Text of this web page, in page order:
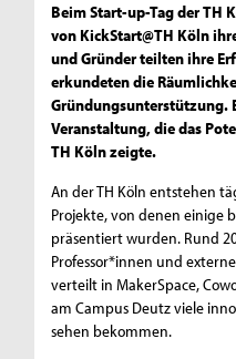
Beim Start-up-Tag der TH
von KickStart@TH Köln
und Gründer teilten ihre
erkundeten die
Gründungsunterstützung.
Veranstaltung, die das
TH Köln zeigte.
An der TH Köln entstehen
Projekte, von denen einige
präsentiert wurden. Rund
Professor*innen und
verteilt in MakerSpace,
am Campus Deutz viele
sehen bekommen.